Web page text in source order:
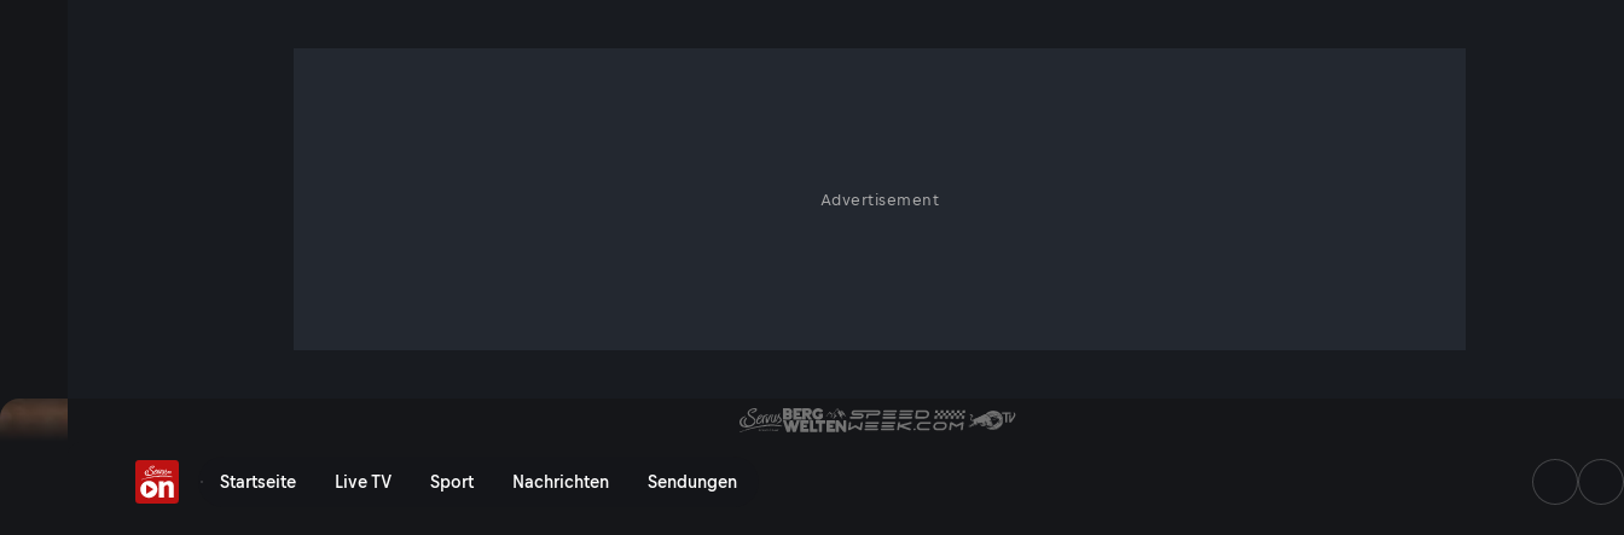
Advertisement
Startseite Live TV Sport Nachrichten Sendungen
Köstliches Südtirol - ServusTV On